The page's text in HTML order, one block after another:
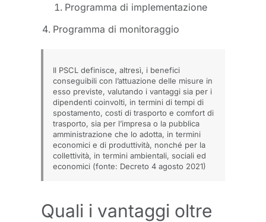
Programma di implementazione
Programma di monitoraggio
Il PSCL definisce, altresì, i benefici
conseguibili con l’attuazione delle misure in
esso previste, valutando i vantaggi sia per i
dipendenti coinvolti, in termini di tempi di
spostamento, costi di trasporto e comfort di
trasporto, sia per l’impresa o la pubblica
amministrazione che lo adotta, in termini
economici e di produttività, nonché per la
collettività, in termini ambientali, sociali ed
economici (fonte: Decreto 4 agosto 2021)
Quali i vantaggi oltre